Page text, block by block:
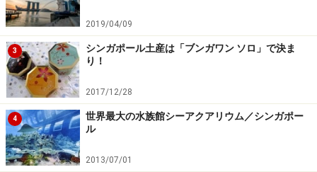
2019/04/09
3
シンガポール土産は「ブンガワン ソロ」で決ま
り！
2017/12/28
4
世界最大の水族館シーアクアリウム／シンガポー
ル
2013/07/01